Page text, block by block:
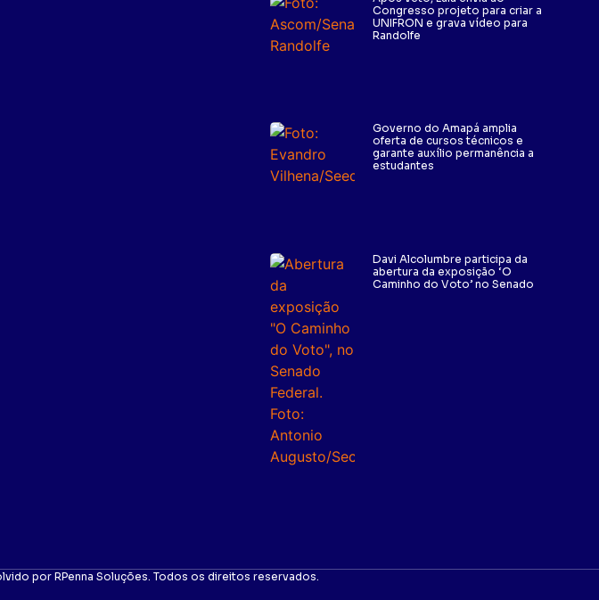
Congresso projeto para criar a
UNIFRON e grava vídeo para
Randolfe
Governo do Amapá amplia
oferta de cursos técnicos e
garante auxílio permanência a
estudantes
Davi Alcolumbre participa da
abertura da exposição ‘O
Caminho do Voto’ no Senado
por RPenna Soluções. Todos os direitos reservados.